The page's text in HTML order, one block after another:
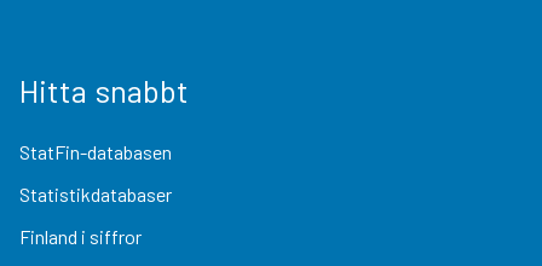
Hitta snabbt
StatFin-databasen
Statistikdatabaser
Finland i siffror